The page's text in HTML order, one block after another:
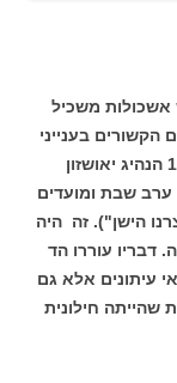
משכיל
הקשורים בענייני
העולם ובבעיות העם היהודי. בשנת תר"ץ 1930 הנהיג יאושזון
ערב שבת ומועדים
הישן"). זה היה
דבריו עוררו הד
עיתונים אלא גם
חילונית